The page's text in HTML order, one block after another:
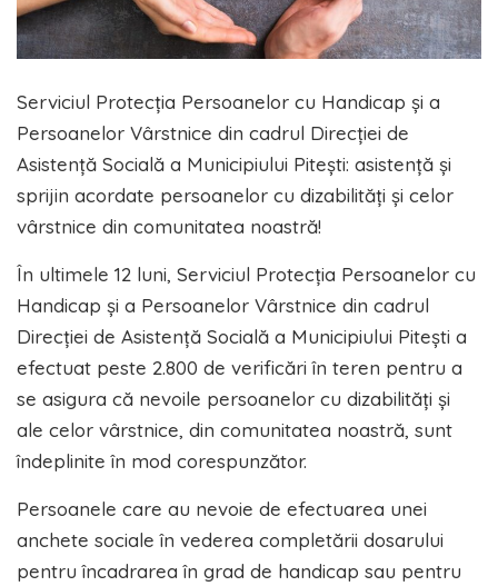
Serviciul Protecţia Persoanelor cu Handicap şi a
Persoanelor Vârstnice din cadrul Direcției de
Asistență Socială a Municipiului Piteşti: asistență și
sprijin acordate persoanelor cu dizabilități și celor
vârstnice din comunitatea noastră!
În ultimele 12 luni, Serviciul Protecţia Persoanelor cu
Handicap şi a Persoanelor Vârstnice din cadrul
Direcției de Asistență Socială a Municipiului Piteşti a
efectuat peste 2.800 de verificări în teren pentru a
se asigura că nevoile persoanelor cu dizabilități și
ale celor vârstnice, din comunitatea noastră, sunt
îndeplinite în mod corespunzător.
Persoanele care au nevoie de efectuarea unei
anchete sociale în vederea completării dosarului
pentru încadrarea în grad de handicap sau pentru